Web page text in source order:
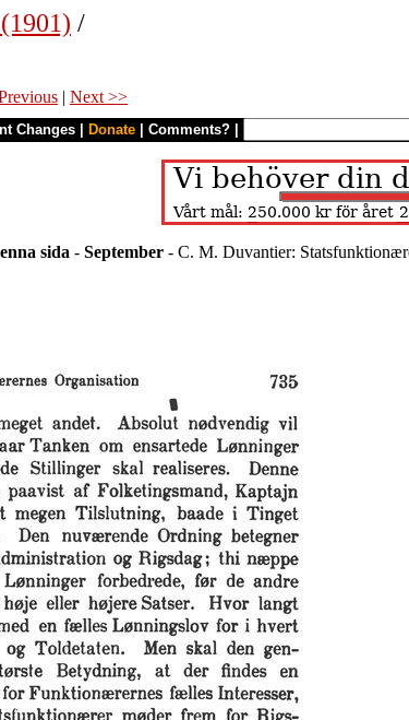
/
| Next >>
Changes Donate Comments?
sida - September - C. M. Duvantier: